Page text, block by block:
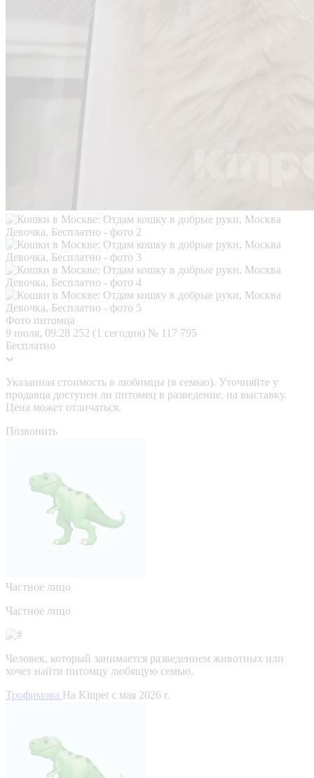
Фото питомца
9 июля, 09:28 252 (1 сегодня) № 117 795
Бесплатно
Указанная стоимость в любимцы (в семью). Уточняйте у
продавца доступен ли питомец в разведение, на выставку.
Цена может отличаться.
Позвонить
Частное лицо
Частное лицо
Человек, который занимается разведением животных или
хочет найти питомцу любящую семью.
Трофимова На Kinpet c мая 2026 г.